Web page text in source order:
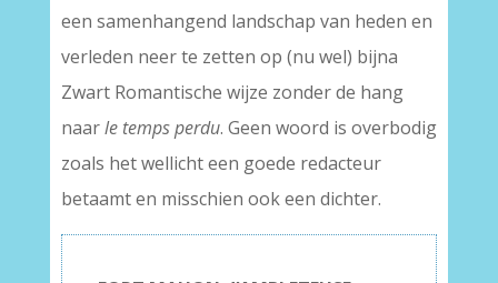
een samenhangend landschap van heden en
verleden neer te zetten op (nu wel) bijna
Zwart Romantische wijze zonder de hang
naarle temps perdu. Geen woord is overbodig
zoals het wellicht een goede redacteur
betaamt en misschien ook een dichter.